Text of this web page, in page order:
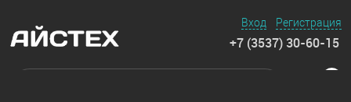
Вход Регистрация
+7 (3537) 30-60-15